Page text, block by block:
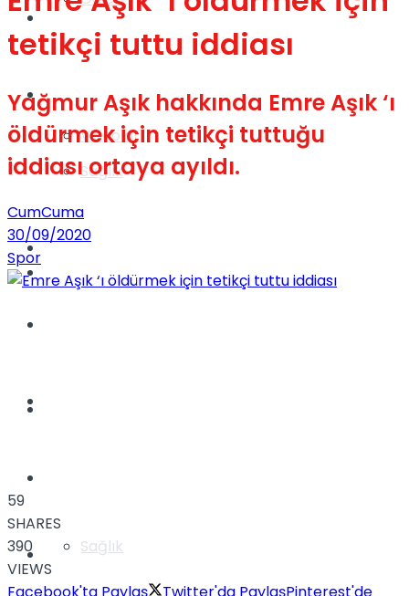
Videolar
Gündem
Sağlık
Gündem
Yaşam
Sağlık
TV
Müzik
tetikçi tuttu iddiası
Yağmur Aşık hakkında Emre Aşık ‘ı
öldürmek için tetikçi tuttuğu
iddiası ortaya ayıldı.
CumCuma
30/09/2020
Spor
59
SHARES
390
VIEWS
Facebook'ta Paylaş
Twitter'da PaylaşPinterest'de